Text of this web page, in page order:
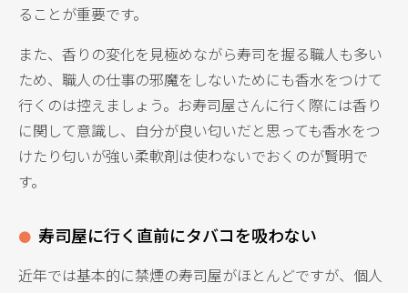
ることが重要です。
また、香りの変化を見極めながら寿司を握る職人も多い
ため、職人の仕事の邪魔をしないためにも香水をつけて
行くのは控えましょう。お寿司屋さんに行く際には香り
に関して意識し、自分が良い匂いだと思っても香水をつ
けたり匂いが強い柔軟剤は使わないでおくのが賢明で
す。
寿司屋に行く直前にタバコを吸わない
近年では基本的に禁煙の寿司屋がほとんどですが、個人